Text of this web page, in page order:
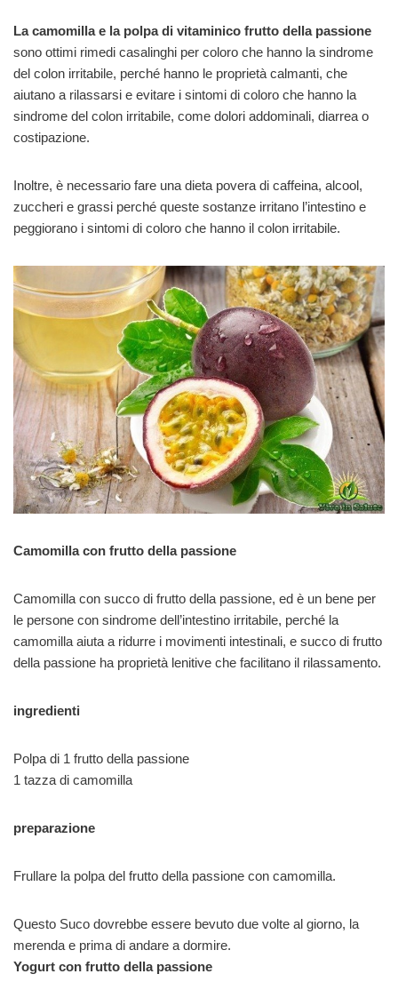
La camomilla e la polpa di vitaminico frutto della passione
sono ottimi rimedi casalinghi per coloro che hanno la sindrome
del colon irritabile, perché hanno le proprietà calmanti, che
aiutano a rilassarsi e evitare i sintomi di coloro che hanno la
sindrome del colon irritabile, come dolori addominali, diarrea o
costipazione.
Inoltre, è necessario fare una dieta povera di caffeina, alcool,
zuccheri e grassi perché queste sostanze irritano l’intestino e
peggiorano i sintomi di coloro che hanno il colon irritabile.
Camomilla con frutto della passione
Camomilla con succo di frutto della passione, ed è un bene per
le persone con sindrome dell’intestino irritabile, perché la
camomilla aiuta a ridurre i movimenti intestinali, e succo di frutto
della passione ha proprietà lenitive che facilitano il rilassamento.
ingredienti
Polpa di 1 frutto della passione
1 tazza di camomilla
preparazione
Frullare la polpa del frutto della passione con camomilla.
Questo Suco dovrebbe essere bevuto due volte al giorno, la
merenda e prima di andare a dormire.
Yogurt con frutto della passione